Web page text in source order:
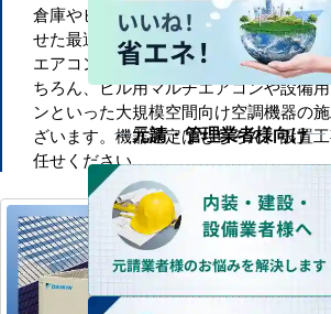
倉庫やビル・工場といった大規模空間
せた最適な空調設備が必要です。
エアコンセンターACでは、一般的な業
ちろん、ビル用マルチエアコンや設備
ンといった大規模空間向け空調機器の
ざいます。機器選定はもちろん、設置
任せください。
元請・管理業者様向け